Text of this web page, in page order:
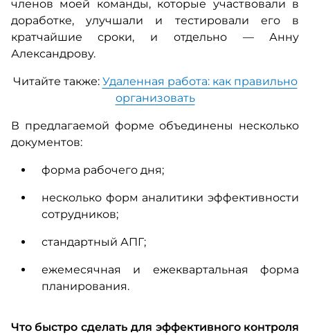
членов моей команды, которые участвовали в
доработке, улучшали и тестировали его в
кратчайшие сроки, и отдельно — Анну
Александрову.
Читайте также: Удаленная работа: как правильно
организовать
В предлагаемой форме объединены несколько
документов:
форма рабочего дня;
несколько форм аналитики эффективности
сотрудников;
стандартный АПГ;
ежемесячная и ежеквартальная форма
планирования.
Что быстро сделать для эффективного контроля